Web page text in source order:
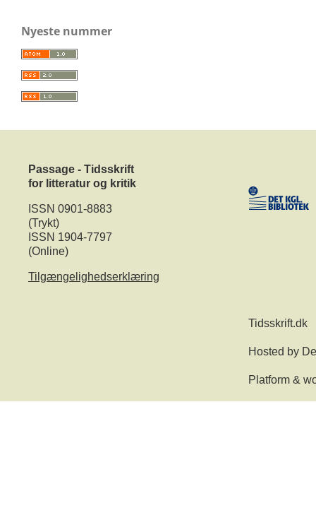
Nyeste nummer
Passage - Tidsskrift
for litteratur og kritik
ISSN 0901-8883
(Trykt)
ISSN 1904-7797
(Online)
Tilgængelighedserklæring